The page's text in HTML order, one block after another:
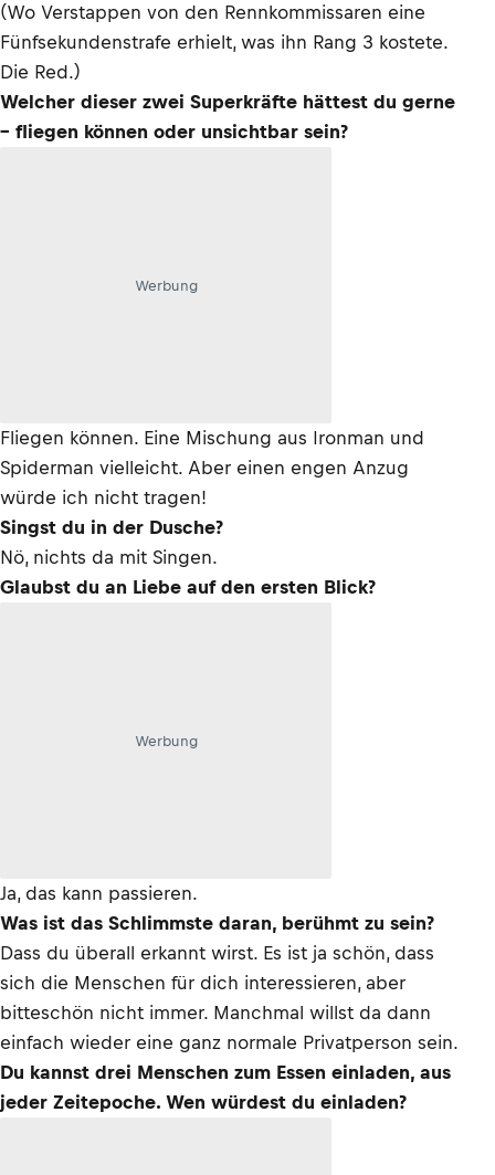
(Wo Verstappen von den Rennkommissaren eine
Fünfsekundenstrafe erhielt, was ihn Rang 3 kostete.
Die Red.)
Welcher dieser zwei Superkräfte hättest du gerne
– fliegen können oder unsichtbar sein?
Werbung
Fliegen können. Eine Mischung aus Ironman und
Spiderman vielleicht. Aber einen engen Anzug
würde ich nicht tragen!
Singst du in der Dusche?
Nö, nichts da mit Singen.
Glaubst du an Liebe auf den ersten Blick?
Werbung
Ja, das kann passieren.
Was ist das Schlimmste daran, berühmt zu sein?
Dass du überall erkannt wirst. Es ist ja schön, dass
sich die Menschen für dich interessieren, aber
bitteschön nicht immer. Manchmal willst da dann
einfach wieder eine ganz normale Privatperson sein.
Du kannst drei Menschen zum Essen einladen, aus
jeder Zeitepoche. Wen würdest du einladen?